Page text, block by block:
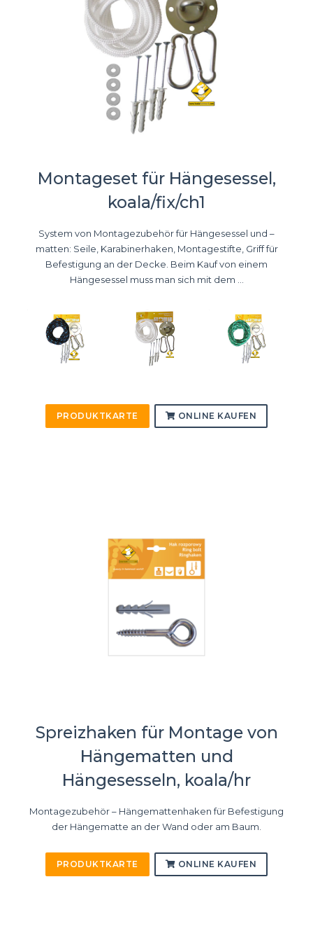
Montageset für Hängesessel,
koala/fix/ch1
System von Montagezubehör für Hängesessel und –
matten: Seile, Karabinerhaken, Montagestifte, Griff für
Befestigung an der Decke. Beim Kauf von einem
Hängesessel muss man sich mit dem ...
PRODUKTKARTE ONLINE KAUFEN
Spreizhaken für Montage von
Hängematten und
Hängesesseln, koala/hr
Montagezubehör – Hängemattenhaken für Befestigung
der Hängematte an der Wand oder am Baum.
PRODUKTKARTE ONLINE KAUFEN